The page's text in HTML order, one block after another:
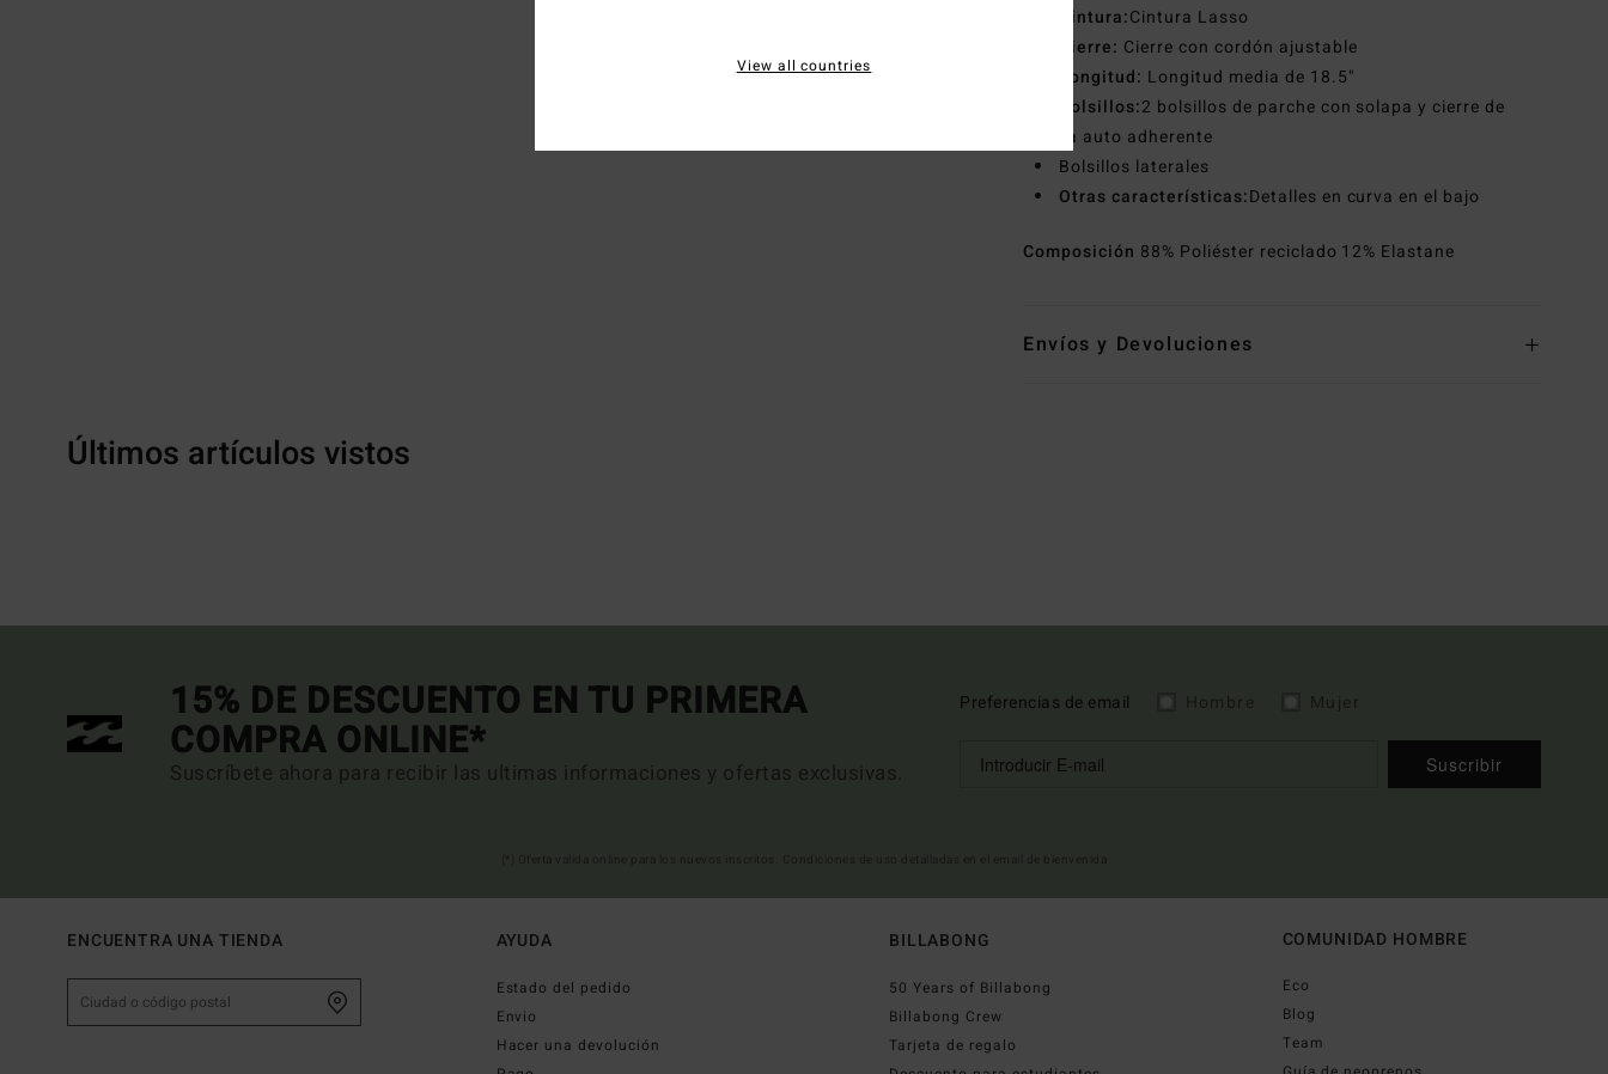
Cintura:Cintura Lasso
Cierre: Cierre con cordón ajustable
Longitud: Longitud media de 18.5"
Bolsillos:2 bolsillos de parche con solapa y cierre de
cinta auto adherente
Bolsillos laterales
Otras características:Detalles en curva en el bajo
Composición 88% Poliéster reciclado 12% Elastane
Envíos y Devoluciones
Últimos artículos vistos
15% DE DESCUENTO EN TU PRIMERA
COMPRA ONLINE*
Suscríbete ahora para recibir las ultimas informaciones y ofertas exclusivas.
Preferencias de email
Suscribir
ENCUENTRA UNA TIENDA AYUDA
Estado del pedido
Envio
Hacer una devolución
BILLABONG
50 Years of Billabong
Billabong Crew
Tarjeta de regalo
COMUNIDAD HOMBRE
Eco
Blog
Team
View all countries